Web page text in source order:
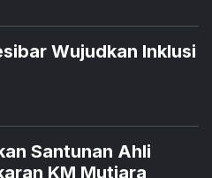
Wujudkan Inklusi
Santunan Ahli
KM Mutiara